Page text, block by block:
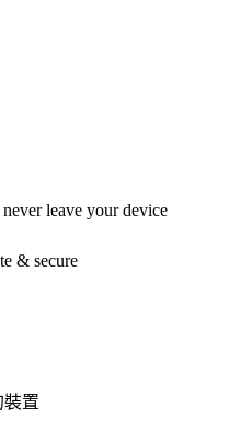
leave your device
& secure
裝置